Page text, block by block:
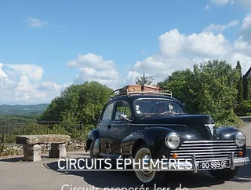
CIRCUITS ÉPHÉMÈRES